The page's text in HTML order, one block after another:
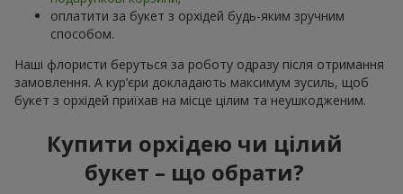
оплатити за букет з орхідей будь-яким зручним
способом.
Наші флористи беруться за роботу одразу після отримання
замовлення. А кур’єри докладають максимум зусиль, щоб
букет з орхідей приїхав на місце цілим та неушкодженим.
Купити орхідею чи цілий
букет – що обрати?